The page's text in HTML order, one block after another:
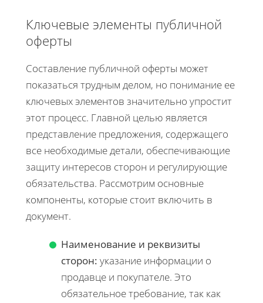
Ключевые элементы публичной
оферты
Составление публичной оферты может
показаться трудным делом, но понимание ее
ключевых элементов значительно упростит
этот процесс. Главной целью является
представление предложения, содержащего
все необходимые детали, обеспечивающие
защиту интересов сторон и регулирующие
обязательства. Рассмотрим основные
компоненты, которые стоит включить в
документ.
Наименование и реквизиты
сторон: указание информации о
продавце и покупателе. Это
обязательное требование, так как